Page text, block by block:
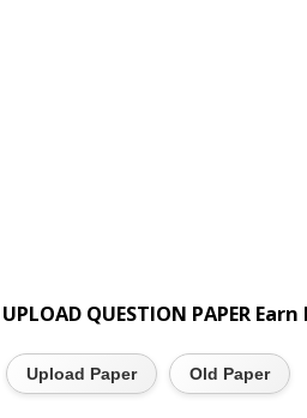
UPLOAD QUESTION PAPER
Upload Paper Old Paper